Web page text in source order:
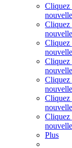
Cliquez
Cliquez
Cliquez
Cliquez
Cliquez
Cliquez
Cliquez
Plus